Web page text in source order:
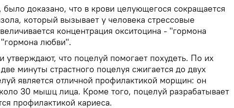
было доказано, что в крови целующегося сокращается
который вызывает у человека стрессовые
концентрация окситоцина - "гормона
любви".
утверждают, что поцелуй помогает похудеть. По их
минуты страстного поцелуя сжигается до двух
является отличной профилактикой морщин: он
30 мышц лица. Кроме того, поцелуй разрабатывает
профилактикой кариеса.